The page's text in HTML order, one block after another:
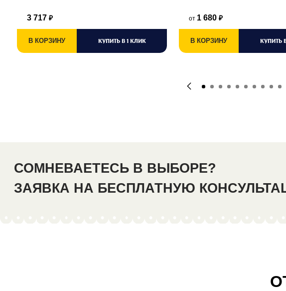
3 717 ₽
В КОРЗИНУ КУПИТЬ В 1 КЛИК
от 1 680 ₽
В КОРЗИНУ КУПИТЬ
СОМНЕВАЕТЕСЬ В ВЫБОРЕ?
ЗАЯВКА НА БЕСПЛАТНУЮ